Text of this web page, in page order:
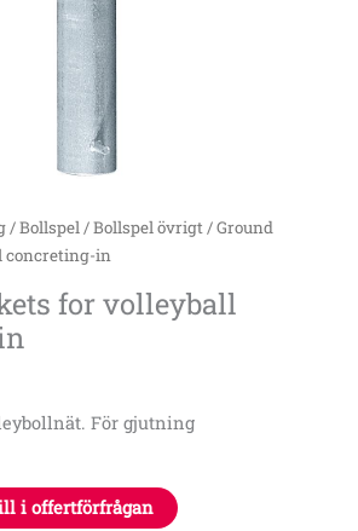
/Bollspel/Bollspel övrigt/ Ground
concreting-in
for volleyball
För gjutning
i offertförfrågan